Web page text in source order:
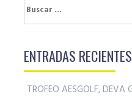
Buscar:
ENTRADAS RECIENTES
TROFEO AESGOLF, DEVA